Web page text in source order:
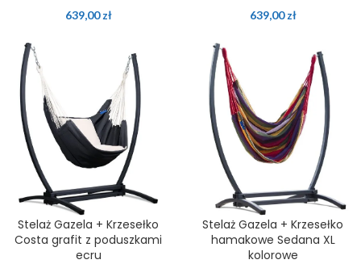
639,00zł 639,00zł
Stelaż Gazela + Krzesełko
Costa grafit z poduszkami
ecru
Stelaż Gazela + Krzesełko
hamakowe Sedana XL
kolorowe